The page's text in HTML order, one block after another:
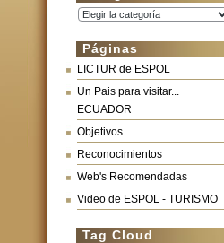
Categorías
Páginas
LICTUR de ESPOL
Un Pais para visitar...
ECUADOR
Objetivos
Reconocimientos
Web's Recomendadas
Video de ESPOL - TURISMO
Tag Cloud